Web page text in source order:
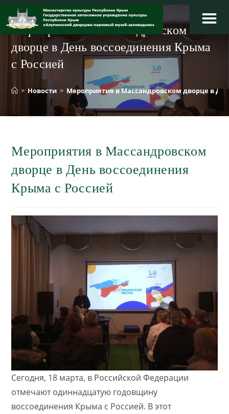
Перейти
содержимому
Мероприятия в Массандровском
дворце в День воссоединения Крыма
с Россией
> Новости > Мероприятия в Массандровском дворце в
Мероприятия в Массандровском
дворце в День воссоединения
Крыма с Россией
Сегодня, 18 марта, в Российской Федерации
отмечают одиннадцатую годовщину
воссоединения Крыма с Россией. В этот